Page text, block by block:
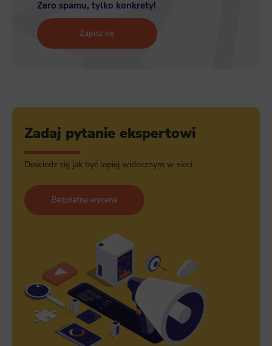
Zero spamu, tylko konkrety!
Zapisz się
Zadaj pytanie ekspertowi
Dowiedz się jak być lepiej widocznym w sieci
Bezpłatna wycena